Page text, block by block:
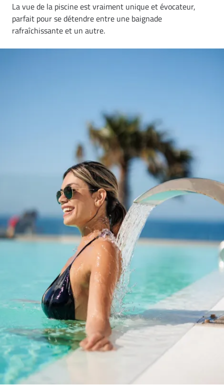
La vue de la piscine est vraiment unique et évocateur,
parfait pour se détendre entre une baignade
rafraîchissante et un autre.